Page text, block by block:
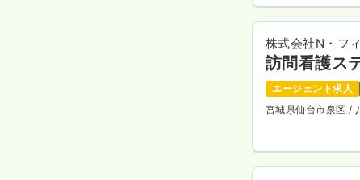
株式会社N・フ
訪問看護ス
エージェント求人
宮城県仙台市泉区/